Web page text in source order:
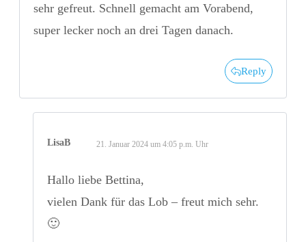
sehr gefreut. Schnell gemacht am Vorabend,
super lecker noch an drei Tagen danach.
Reply
LisaB 21. Januar 2024 um 4:05 p.m. Uhr
Hallo liebe Bettina,
vielen Dank für das Lob – freut mich sehr.
🙂